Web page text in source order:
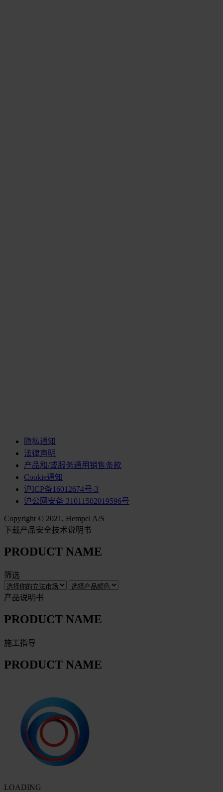
隐私通知
法律声明
产品和/或服务通用销售条款
Cookie通知
沪ICP备16012674号-3
沪公网安备 31011502019596号
Copyright © 2021, Hempel A/S
下载产品安全技术说明书
PRODUCT NAME
筛选
产品说明书
PRODUCT NAME
施工指导
PRODUCT NAME
LOADING